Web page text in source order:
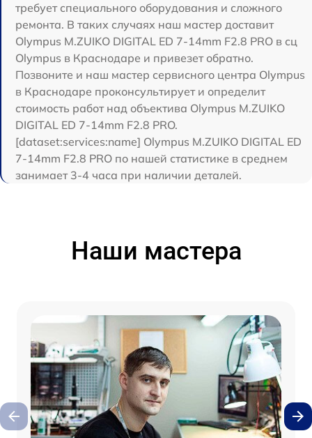
требует специального оборудования и сложного
ремонта. В таких случаях наш мастер доставит
Olympus M.ZUIKO DIGITAL ED 7-14mm F2.8 PRO в сц
Olympus в Краснодаре и привезет обратно.
Позвоните и наш мастер сервисного центра Olympus
в Краснодаре проконсультирует и определит
стоимость работ над объектива Olympus M.ZUIKO
DIGITAL ED 7-14mm F2.8 PRO.
[dataset:services:name] Olympus M.ZUIKO DIGITAL ED
7-14mm F2.8 PRO по нашей статистике в среднем
занимает 3-4 часа при наличии деталей.
Наши мастера